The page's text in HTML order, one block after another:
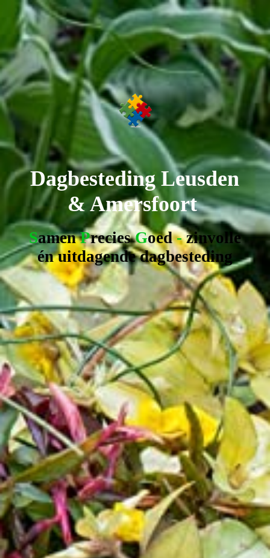
Dagbesteding Leusden
& Amersfoort
SamenPreciesGoed -zinvolle
én uitdagende dagbesteding